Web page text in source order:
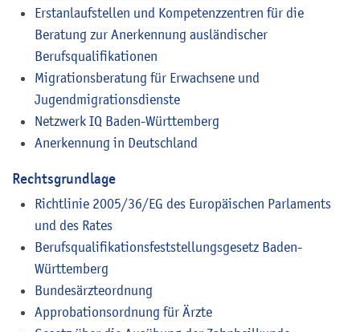
Erstanlaufstellen und Kompetenzzentren für die
Beratung zur Anerkennung ausländischer
Berufsqualifikationen
Migrationsberatung für Erwachsene und
Jugendmigrationsdienste
Netzwerk IQ Baden-Württemberg
Anerkennung in Deutschland
Rechtsgrundlage
Richtlinie 2005/36/EG des Europäischen Parlaments
und des Rates
Berufsqualifikationsfeststellungsgesetz Baden-
Württemberg
Bundesärzteordnung
Approbationsordnung für Ärzte